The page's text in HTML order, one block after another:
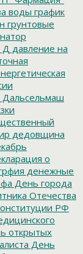
воды график
грунтовые
Д давление на
Дальсельмаш
дедовщина
о
денежные
День города
Отечества
РФ
открытых
День